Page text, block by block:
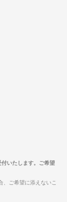
いたします。ご希望
ご希望に添えないこ